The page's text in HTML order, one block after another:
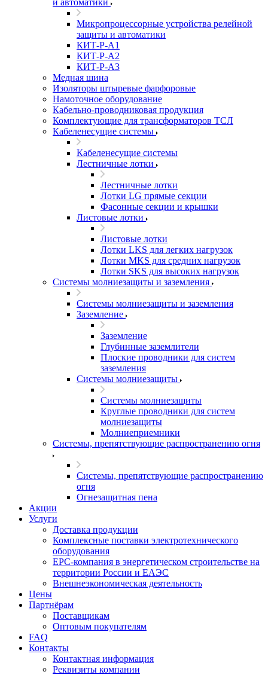
и автоматики
Микропроцессорные устройства релейной
защиты и автоматики
КИТ-Р-А1
КИТ-Р-А2
КИТ-Р-А3
Медная шина
Изоляторы штыревые фарфоровые
Намоточное оборудование
Кабельно-проводниковая продукция
Комплектующие для трансформаторов ТСЛ
Кабеленесущие системы
Кабеленесущие системы
Лестничные лотки
Лестничные лотки
Лотки LG прямые секции
Фасонные секции и крышки
Листовые лотки
Листовые лотки
Лотки LKS для легких нагрузок
Лотки MKS для средних нагрузок
Лотки SKS для высоких нагрузок
Системы молниезащиты и заземления
Системы молниезащиты и заземления
Заземление
Заземление
Глубинные заземлители
Плоские проводники для систем
заземления
Системы молниезащиты
Системы молниезащиты
Круглые проводники для систем
молниезащиты
Молниеприемники
Системы, препятствующие распространению огня
Системы, препятствующие распространению
огня
Огнезащитная пена
Акции
Услуги
Доставка продукции
Комплексные поставки электротехнического
оборудования
EPC-компания в энергетическом строительстве на
территории России и ЕАЭС
Внешнеэкономическая деятельность
Цены
Партнёрам
Поставщикам
Оптовым покупателям
FAQ
Контакты
Контактная информация
Реквизиты компании